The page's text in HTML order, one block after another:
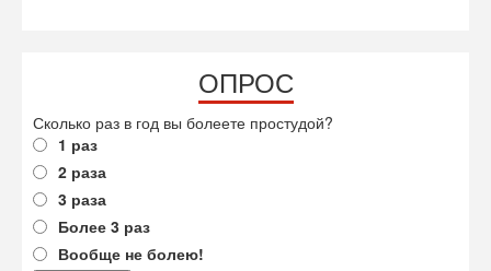
ОПРОС
Сколько раз в год вы болеете простудой?
1 раз
2 раза
3 раза
Более 3 раз
Вообще не болею!